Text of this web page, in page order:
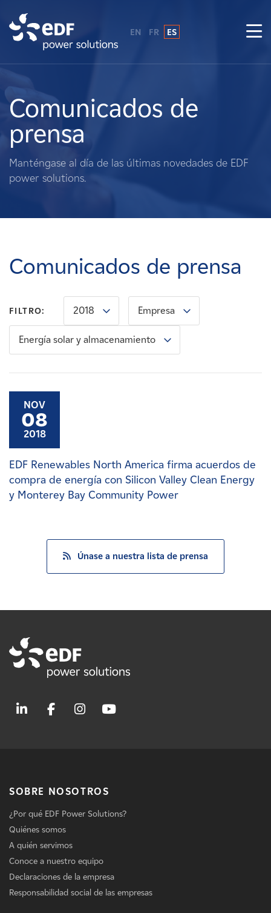
Sobre nosotros
Qué hacemos
Terratenientes
Carreras
Noticias
Contacte con
EN FR ES
Comunicados de
prensa
Manténgase al día de las últimas novedades de EDF
power solutions.
Comunicados de prensa
FILTRO: 2018 Empresa
Energía solar y almacenamiento
NOV
08
2018
EDF Renewables North America firma acuerdos de
compra de energía con Silicon Valley Clean Energy
y Monterey Bay Community Power
Únase a nuestra lista de prensa
SOBRE NOSOTROS
¿Por qué EDF Power Solutions?
Quiénes somos
A quién servimos
Conoce a nuestro equipo
Declaraciones de la empresa
Responsabilidad social de las empresas